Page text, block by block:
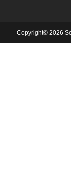
Copyright© 2026